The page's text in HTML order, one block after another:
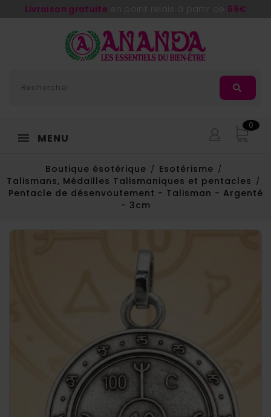
Livraison gratuite 69€
MENU
0
Boutique ésotérique
Esotérisme
Talismans, Médailles Talismaniques et pentacles
Pentacle de désenvoutement - Talisman - Argenté
- 3cm